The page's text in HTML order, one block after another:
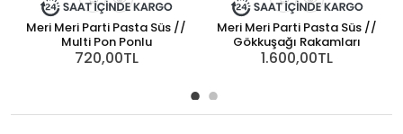
Meri Meri Parti Pasta Süs //
Multi Pon Ponlu
720,00TL
Meri Meri Parti Pasta Süs //
Gökkuşağı Rakamları
1.600,00TL